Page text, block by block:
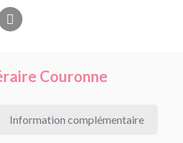
Couronne
Information complémentaire